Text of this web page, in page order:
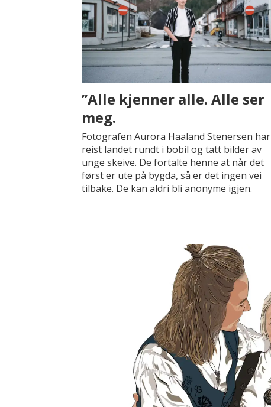
’’Alle kjenner alle. Alle ser
meg.
Fotografen Aurora Haaland Stenersen har
reist landet rundt i bobil og tatt bilder av
unge skeive. De fortalte henne at når det
først er ute på bygda, så er det ingen vei
tilbake. De kan aldri bli anonyme igjen.